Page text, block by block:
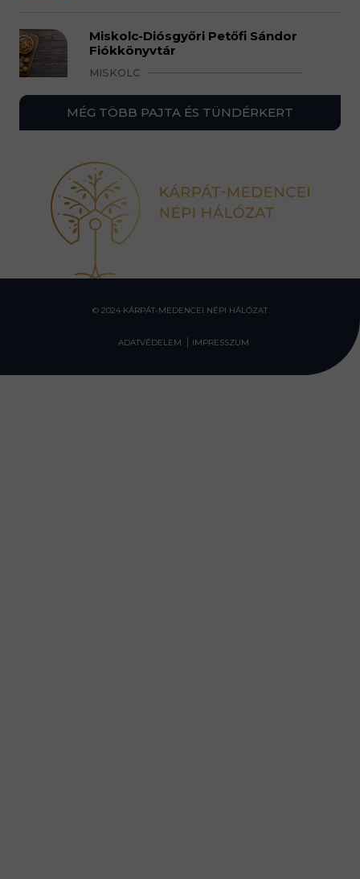
Miskolc-Diósgyőri Petőfi Sándor
Fiókkönyvtár
MISKOLC
MÉG TÖBB PAJTA ÉS TÜNDÉRKERT
© 2024 KÁRPÁT-MEDENCEI NÉPI HÁLÓZAT
ADATVÉDELEM IMPRESSZUM